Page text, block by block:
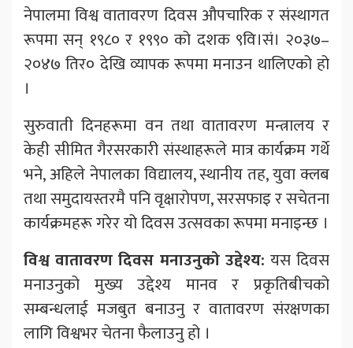
नेपालमा विश्व वातावरण दिवस औपचारिक र संस्थागत
रूपमा सन् १९८० र १९९० को दशक ९वि।सं। २०३७–
२०४७ तिर० देखि व्यापक रूपमा मनाउन थालिएको हो
।
सुरुवाती दिनहरूमा वन तथा वातावरण मन्त्रालय र
केही सीमित गैरसरकारी संस्थाहरूले मात्र कार्यक्रम गर्थे
भने, अहिले नेपालका विद्यालय, स्थानीय तह, युवा क्लब
तथा समुदायस्तरमै पनि वृक्षारोपण, सरसफाइ र सचेतना
कार्यक्रमहरू गरेर यो दिवस उत्सवका रूपमा मनाइन्छ ।
विश्व वातावरण दिवस मनाउनुको उद्देश्य: यस दिवस
मनाउनुको मुख्य उद्देश्य मानव र प्रकृतिबीचको
सम्बन्धलाई मजबुत बनाउनु र वातावरण संरक्षणका
लागि विश्वभर चेतना फैलाउनु हो ।